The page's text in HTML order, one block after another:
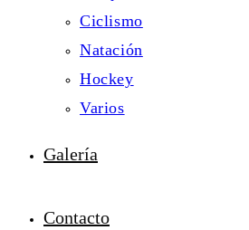
Ciclismo
Natación
Hockey
Varios
Galería
Contacto